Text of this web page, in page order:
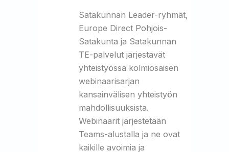
Satakunnan Leader-ryhmät,
Europe Direct Pohjois-
Satakunta ja Satakunnan
TE-palvelut järjestävät
yhteistyössä kolmiosaisen
webinaarisarjan
kansainvälisen yhteistyön
mahdollisuuksista.
Webinaarit järjestetään
Teams-alustalla ja ne ovat
kaikille avoimia ja